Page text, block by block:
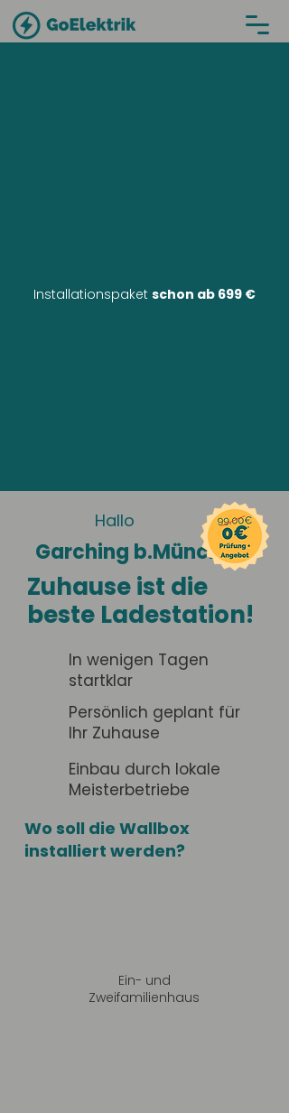
Installationspaket schon ab 699 €
Hallo
Garching b.München
Zuhause ist die
beste Ladestation!
In wenigen Tagen
startklar
Persönlich geplant für
Ihr Zuhause
Einbau durch lokale
Meisterbetriebe
Wo soll die Wallbox
installiert werden?
Ein- und
Zweifamilienhaus